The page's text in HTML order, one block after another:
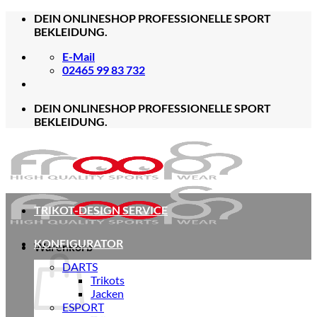
Zum
DEIN ONLINESHOP PROFESSIONELLE SPORT
BEKLEIDUNG.
E-Mail
02465 99 83 732
DEIN ONLINESHOP PROFESSIONELLE SPORT
BEKLEIDUNG.
Warenkorb
TRIKOT-DESIGN SERVICE
KONFIGURATOR
DARTS
Trikots
Jacken
ESPORT